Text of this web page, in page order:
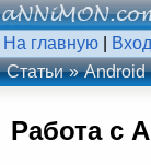
На главную Вход
Статьи
Android
Работа с